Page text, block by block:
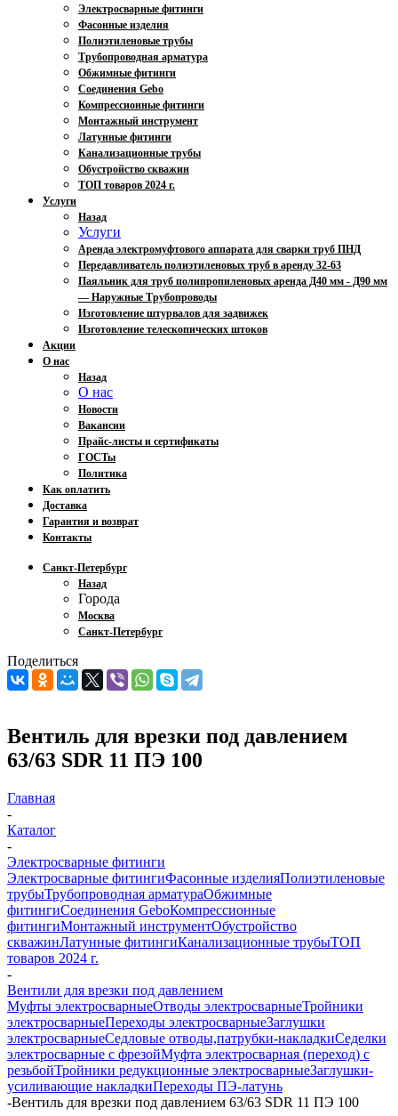
Электросварные фитинги
Фасонные изделия
Полиэтиленовые трубы
Трубопроводная арматура
Обжимные фитинги
Соединения Gebo
Компрессионные фитинги
Монтажный инструмент
Латунные фитинги
Канализационные трубы
Обустройство скважин
ТОП товаров 2024 г.
Услуги
Назад
Услуги
Аренда электромуфтового аппарата для сварки труб ПНД
Передавливатель полиэтиленовых труб в аренду 32-63
Паяльник для труб полипропиленовых аренда Д40 мм - Д90 мм
— Наружные Трубопроводы
Изготовление штурвалов для задвижек
Изготовление телескопических штоков
Акции
О нас
Назад
О нас
Новости
Вакансии
Прайс-листы и сертификаты
ГОСТы
Политика
Как оплатить
Доставка
Гарантия и возврат
Контакты
Санкт-Петербург
Назад
Города
Москва
Санкт-Петербург
Поделиться
Вентиль для врезки под давлением
63/63 SDR 11 ПЭ 100
Главная
-
Каталог
-
Электросварные фитинги
Электросварные фитингиФасонные изделияПолиэтиленовые
трубыТрубопроводная арматураОбжимные
фитингиСоединения GeboКомпрессионные
фитингиМонтажный инструментОбустройство
скважинЛатунные фитингиКанализационные трубыТОП
товаров 2024 г.
-
Вентили для врезки под давлением
Муфты электросварныеОтводы электросварныеТройники
электросварныеПереходы электросварныеЗаглушки
электросварныеСедловые отводы,патрубки-накладкиСеделки
электросварные с фрезойМуфта электросварная (переход) с
резьбойТройники редукционные электросварныеЗаглушки-
усиливающие накладкиПереходы ПЭ-латунь
-Вентиль для врезки под давлением 63/63 SDR 11 ПЭ 100